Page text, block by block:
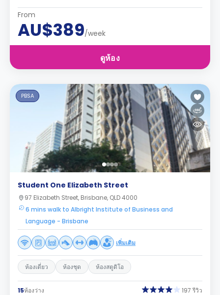
From
AU$389/week
ดูห้อง
PBSA
Student One Elizabeth Street
97 Elizabeth Street, Brisbane, QLD 4000
6 mins walk to Albright Institute of Business and
Language - Brisbane
เพิ่มเติม
ห้องเดี่ยว ห้องชุด ห้องสตูดิโอ
15ห้องว่าง 197 รีวิว